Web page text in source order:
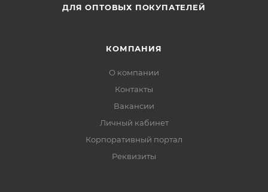
ДЛЯ ОПТОВЫХ ПОКУПАТЕЛЕЙ
КОМПАНИЯ
О компании
Контакты
Вакансии
Личный кабинет
Корпоративный портал
Реквизиты